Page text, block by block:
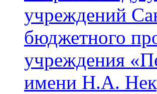
учреждений
бюджетного
учреждения
имени Н.А.